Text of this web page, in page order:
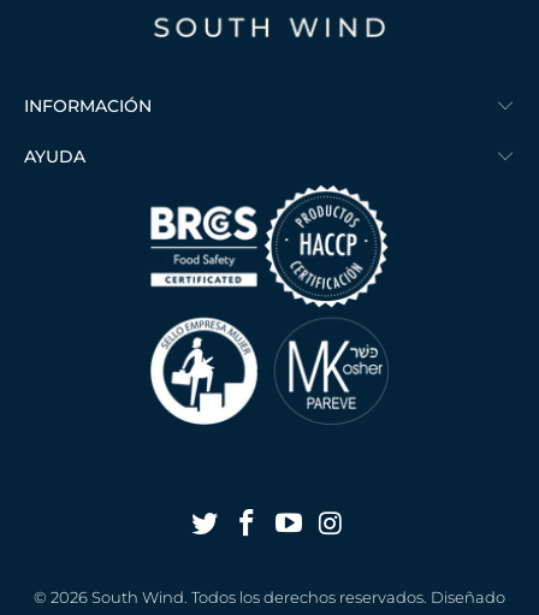
INFORMACIÓN
AYUDA
© 2026South Wind . Todos los derechos reservados. Diseñado